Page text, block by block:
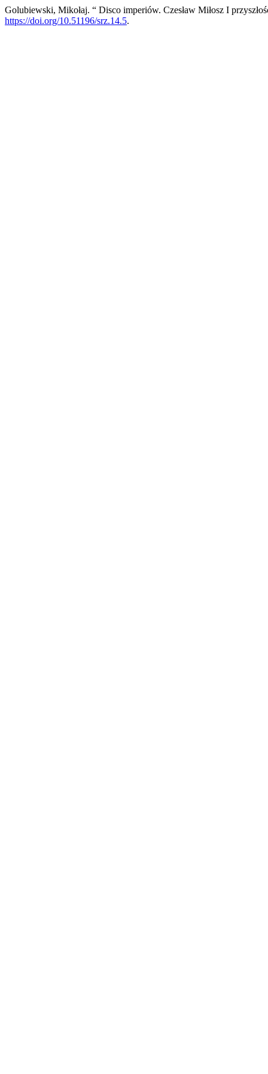
Golubiewski, Mikołaj. “ Disco imperiów. Czesław Miłosz I
https://doi.org/10.51196/srz.14.5.